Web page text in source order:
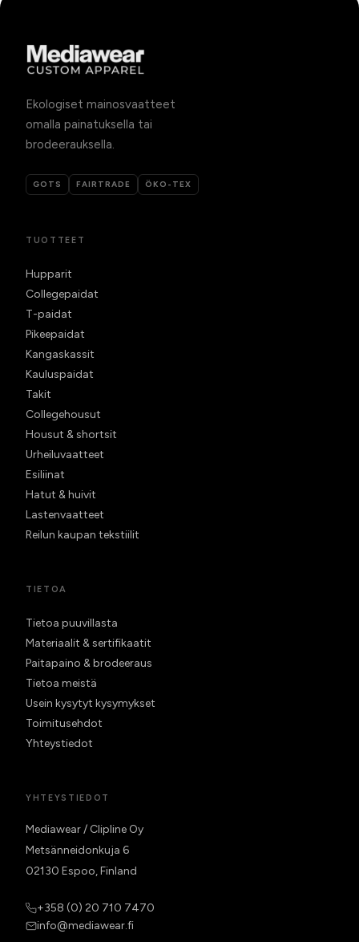
Ekologiset mainosvaatteet
omalla painatuksella tai
brodeerauksella.
GOTS FAIRTRADE ÖKO-TEX
TUOTTEET
Hupparit
Collegepaidat
T-paidat
Pikeepaidat
Kangaskassit
Kauluspaidat
Takit
Collegehousut
Housut & shortsit
Urheiluvaatteet
Esiliinat
Hatut & huivit
Lastenvaatteet
Reilun kaupan tekstiilit
TIETOA
Tietoa puuvillasta
Materiaalit & sertifikaatit
Paitapaino & brodeeraus
Tietoa meistä
Usein kysytyt kysymykset
Toimitusehdot
Yhteystiedot
YHTEYSTIEDOT
Mediawear / Clipline Oy
Metsänneidonkuja 6
02130 Espoo, Finland
+358 (0) 20 710 7470
info@mediawear.fi